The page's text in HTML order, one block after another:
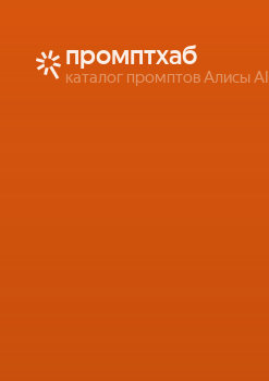
промптхаб
каталог промптов Алисы AI